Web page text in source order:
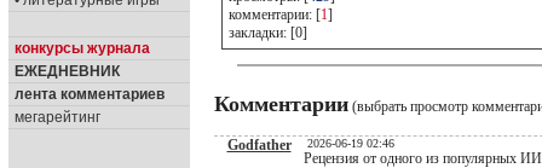
конкурсы журнала
ЕЖЕДНЕВНИК
лента комментариев
мегарейтинг
комментарии: [1]
закладки: [0]
Комментарии (выбрать просмотр
Godfather 2026-06-19 02:46
Рецензия от одного из популярных